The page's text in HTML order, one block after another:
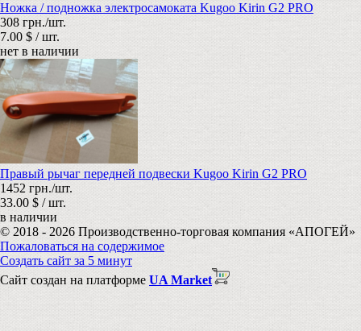
Ножка / подножка электросамоката Kugoo Kirin G2 PRO
308 грн./шт.
7.00 $ / шт.
нет в наличии
Правый рычаг передней подвески Kugoo Kirin G2 PRO
1452 грн./шт.
33.00 $ / шт.
в наличии
© 2018 - 2026 Производственно-торговая компания «АПОГЕЙ»
Пожаловаться на содержимое
Создать сайт за 5 минут
Сайт создан на платформе UA Market